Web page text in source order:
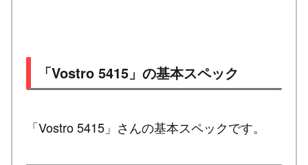
「Vostro 5415」の基本スペック
「Vostro 5415」さんの基本スペックです。